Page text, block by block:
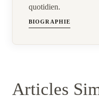
quotidien.
BIOGRAPHIE
Articles